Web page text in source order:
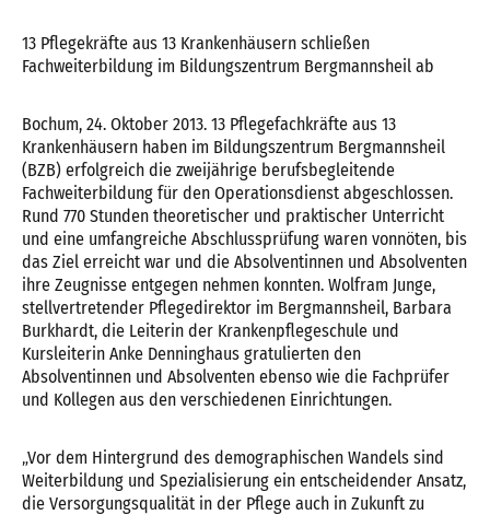
13 Pflegekräfte aus 13 Krankenhäusern schließen
Fachweiterbildung im Bildungszentrum Bergmannsheil ab
Bochum, 24. Oktober 2013. 13 Pflegefachkräfte aus 13
Krankenhäusern haben im Bildungszentrum Bergmannsheil
(BZB) erfolgreich die zweijährige berufsbegleitende
Fachweiterbildung für den Operationsdienst abgeschlossen.
Rund 770 Stunden theoretischer und praktischer Unterricht
und eine umfangreiche Abschlussprüfung waren vonnöten, bis
das Ziel erreicht war und die Absolventinnen und Absolventen
ihre Zeugnisse entgegen nehmen konnten. Wolfram Junge,
stellvertretender Pflegedirektor im Bergmannsheil, Barbara
Burkhardt, die Leiterin der Krankenpflegeschule und
Kursleiterin Anke Denninghaus gratulierten den
Absolventinnen und Absolventen ebenso wie die Fachprüfer
und Kollegen aus den verschiedenen Einrichtungen.
„Vor dem Hintergrund des demographischen Wandels sind
Weiterbildung und Spezialisierung ein entscheidender Ansatz,
die Versorgungsqualität in der Pflege auch in Zukunft zu